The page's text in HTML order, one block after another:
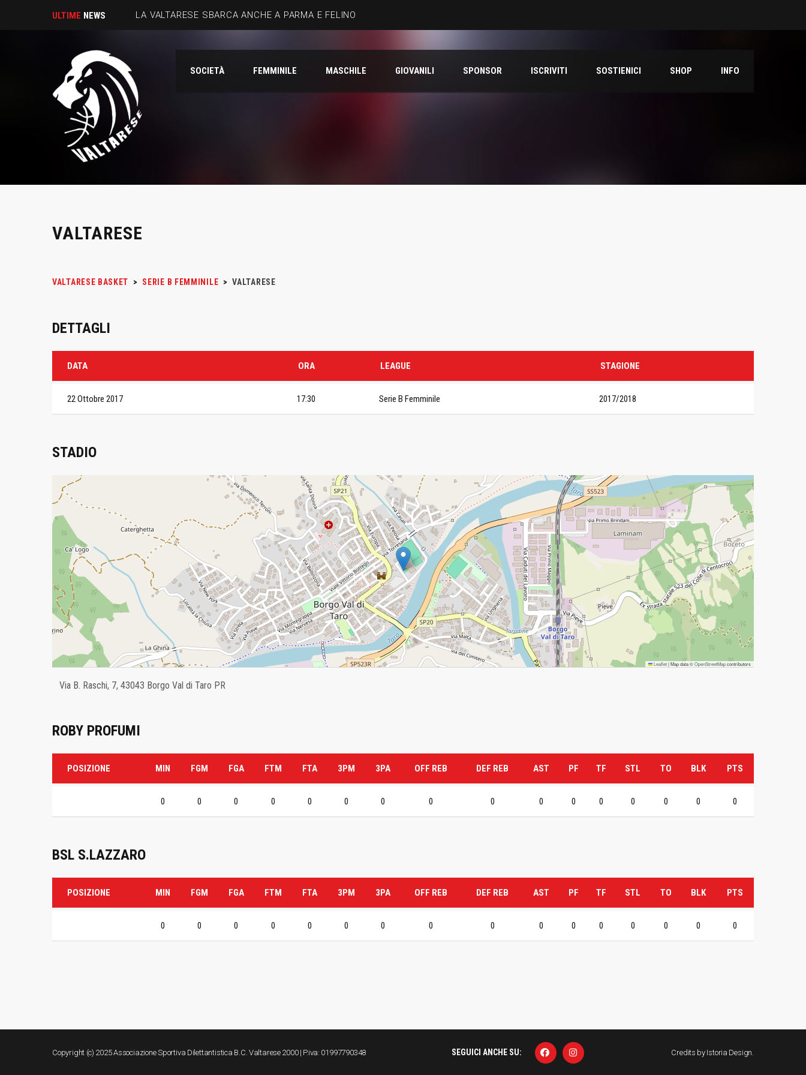
ULTIME NEWS LA VALTARESE SBARCA ANCHE A PARMA E FELINO
SOCIETÀ FEMMINILE MASCHILE GIOVANILI SPONSOR ISCRIVITI SOSTIENICI SHOP INFO
VALTARESE
VALTARESE BASKET > SERIE B FEMMINILE > VALTARESE
DETTAGLI
DATA ORA LEAGUE STAGIONE
22 Ottobre 2017 17:30 Serie B Femminile 2017/2018
STADIO
Leaflet|Map data ©OpenStreetMapcontributors
Via B. Raschi, 7, 43043 Borgo Val di Taro PR
ROBY PROFUMI
POSIZIONE MIN FGM FGA FTM FTA 3PM 3PA OFF REB DEF REB AST PF TF STL TO BLK PTS
0 0 0 0 0 0 0 0 0 0 0 0 0 0 0 0
BSL S.LAZZARO
POSIZIONE MIN FGM FGA FTM FTA 3PM 3PA OFF REB DEF REB AST PF TF STL TO BLK PTS
0 0 0 0 0 0 0 0 0 0 0 0 0 0 0 0
Copyright (c) 2025 Associazione Sportiva Dilettantistica B.C. Valtarese 2000 | P.iva: 01997790348 Credits by Istoria Design.
SEGUICI ANCHE SU: